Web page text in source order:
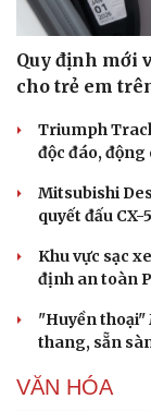
Quy định mới
cho trẻ em
Triumph
độc đáo, động
Mitsubishi
quyết đấu CX-
Khu vực sạc
định an toàn
"Huyền
thang, sẵn
VĂN HÓA